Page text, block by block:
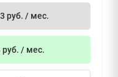
руб. / мес.
руб. / мес.